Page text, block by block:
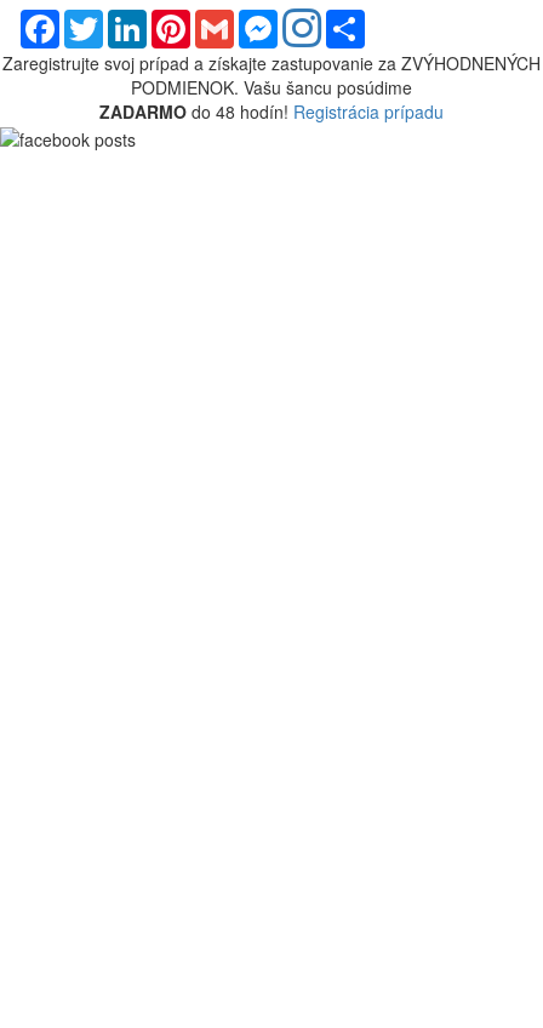
Facebook
TwitterLinkedInPinterestGmail Messenger
Zaregistrujte svoj prípad a získajte zastupovanie za ZVÝHODNENÝCH
PODMIENOK. Vašu šancu posúdime
ZADARMO do 48 hodín! Registrácia prípadu